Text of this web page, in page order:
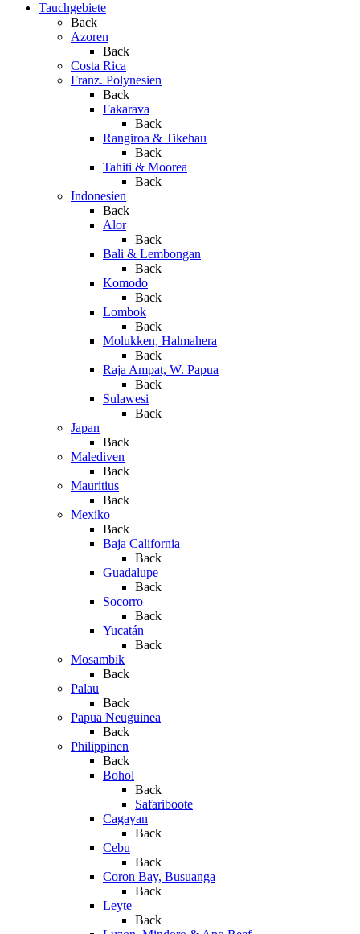
Tauchgebiete
Back
Azoren
Back
Costa Rica
Franz. Polynesien
Back
Fakarava
Back
Rangiroa & Tikehau
Back
Tahiti & Moorea
Back
Indonesien
Back
Alor
Back
Bali & Lembongan
Back
Komodo
Back
Lombok
Back
Molukken, Halmahera
Back
Raja Ampat, W. Papua
Back
Sulawesi
Back
Japan
Back
Malediven
Back
Mauritius
Back
Mexiko
Back
Baja California
Back
Guadalupe
Back
Socorro
Back
Yucatán
Back
Mosambik
Back
Palau
Back
Papua Neuguinea
Back
Philippinen
Back
Bohol
Back
Safariboote
Cagayan
Back
Cebu
Back
Coron Bay, Busuanga
Back
Leyte
Back